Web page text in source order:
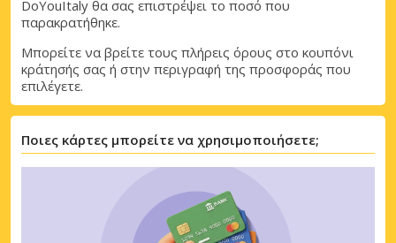
DoYouItaly θα σας επιστρέψει το ποσό που
παρακρατήθηκε.
Μπορείτε να βρείτε τους πλήρεις όρους στο κουπόνι
κράτησής σας ή στην περιγραφή της προσφοράς που
επιλέγετε.
Ποιες κάρτες μπορείτε να χρησιμοποιήσετε;